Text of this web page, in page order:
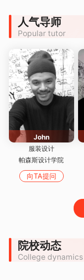
人气导师
Popular tutor
John
服装设计
帕森斯设计学院
向TA提问
院校动态
College dynamics